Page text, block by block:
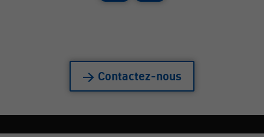
> Contactez-nous